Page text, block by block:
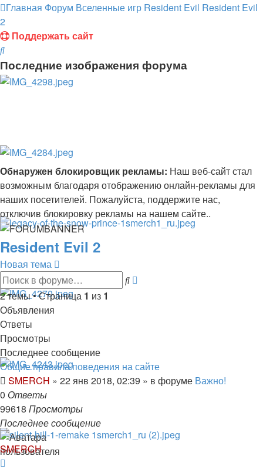
Главная Форум Вселенные игр Resident Evil Resident Evil
2
Поддержать сайт
Поиск
Последние изображения форума
Обнаружен блокировщик рекламы: Наш веб-сайт стал
возможным благодаря отображению онлайн-рекламы для
наших посетителей. Пожалуйста, поддержите нас,
отключив блокировку рекламы на нашем сайте..
Resident Evil 2
Новая тема
Поиск
2 темы • Страница 1 из 1
Объявления
Ответы
Просмотры
Последнее сообщение
Общие правила поведения на сайте
SMERCH » 22 янв 2018, 02:39 » в форуме Важно!
0 Ответы
99618 Просмотры
Последнее сообщение
SMERCH